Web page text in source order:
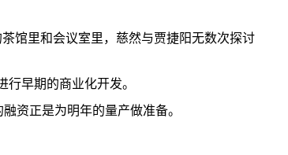
馆里和会议室里，慈然与贾捷阳无数次探讨
早期的商业化开发。
资正是为明年的量产做准备。